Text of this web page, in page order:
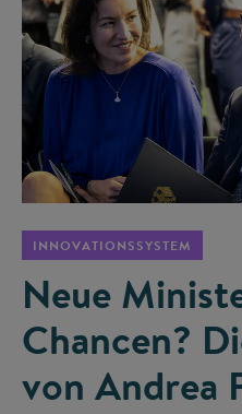
INNOVATIONSSYSTEM
Neue
Chancen?
von Andrea